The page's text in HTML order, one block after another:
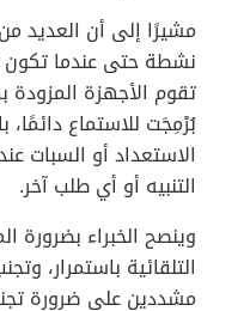
مشيرًا إلى أن العديد
نشطة حتى عندما
تقوم الأجهزة
بُرْمِجَت للاستماع
الاستعداد أو السبات
التنبيه أو أي طلب آخر.
وينصح الخبراء بضرورة
التلقائية باستمرار،
مشددين على ضرورة